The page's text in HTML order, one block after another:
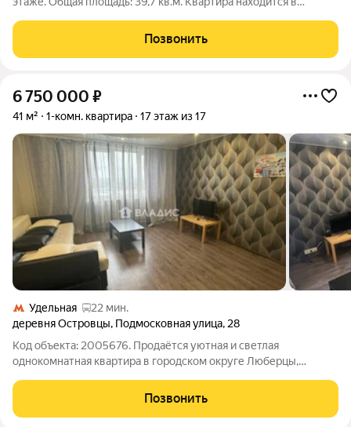
камерного формата. На первых этажах предусмотрены
коммерческие помещения: магазины,
Позвонить
6 750 000 ₽
41 м² 1-комн. квартира 17 этаж из 17
Удельная
22 мин.
деревня Островцы, Подмосковная улица, 28
Код объекта: 2005676. Продаётся уютная и светлая
однокомнатная квартира в городском округе Люберцы,
расположена на 17 этаже 17-этажного панельного дома,
построенного в 2010 году. Общая площадь
Позвонить